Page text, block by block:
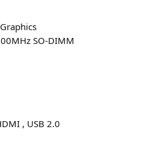
SO-DIMM
, USB 2.0